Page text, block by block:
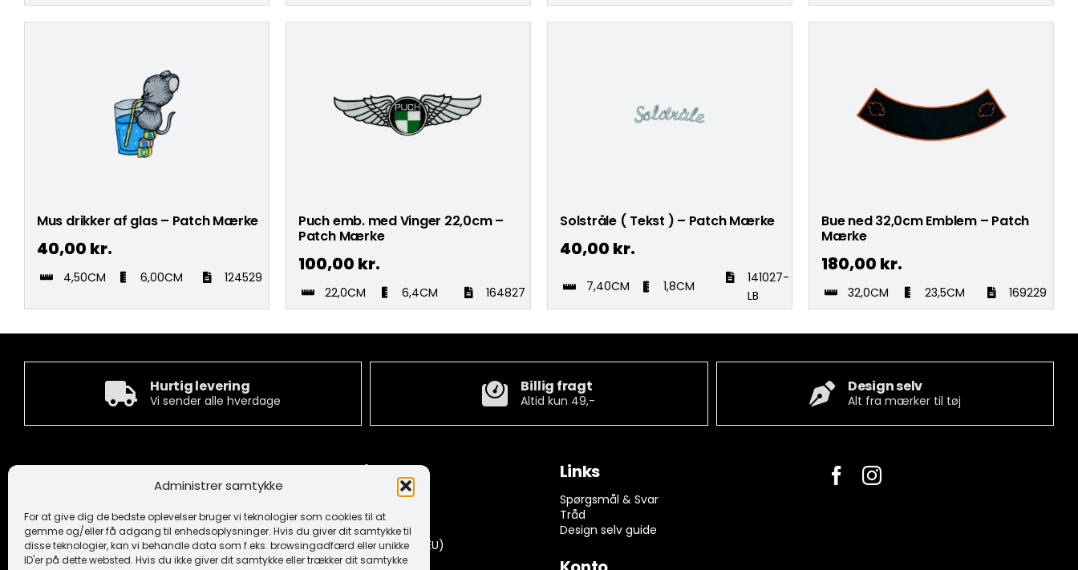
Administrer samtykke
For at give dig de bedste oplevelser bruger vi teknologier som cookies til at
gemme og/eller få adgang til enhedsoplysninger. Hvis du giver dit samtykke til
disse teknologier, kan vi behandle data som f.eks. browsingadfærd eller unikke
ID'er på dette websted. Hvis du ikke giver dit samtykke eller trækker dit samtykke
Mus drikker af glas – Patch Mærke
40,00 kr.
4,50CM 6,00CM 124529
Puch emb. med Vinger 22,0cm –
Patch Mærke
100,00 kr.
22,0CM 6,4CM 164827
Solstråle ( Tekst ) – Patch Mærke
40,00 kr.
7,40CM 1,8CM
141027-
LB
Bue ned 32,0cm Emblem – Patch
Mærke
180,00 kr.
32,0CM 23,5CM 169229
Hurtig levering
Vi sender alle hverdage
Billig fragt
Altid kun 49,-
Design selv
Alt fra mærker til tøj
Kontakt
Løhdesvej 6
7442 Engesvang
+45 86 86 40 55
Information
Handelsbetingelser
Ansvarsfraskrivelse
Cookiepolitik (EU)
Fortrolighedserklæring (EU)
Logo
Links
Spørgsmål & Svar
Tråd
Design selv guide